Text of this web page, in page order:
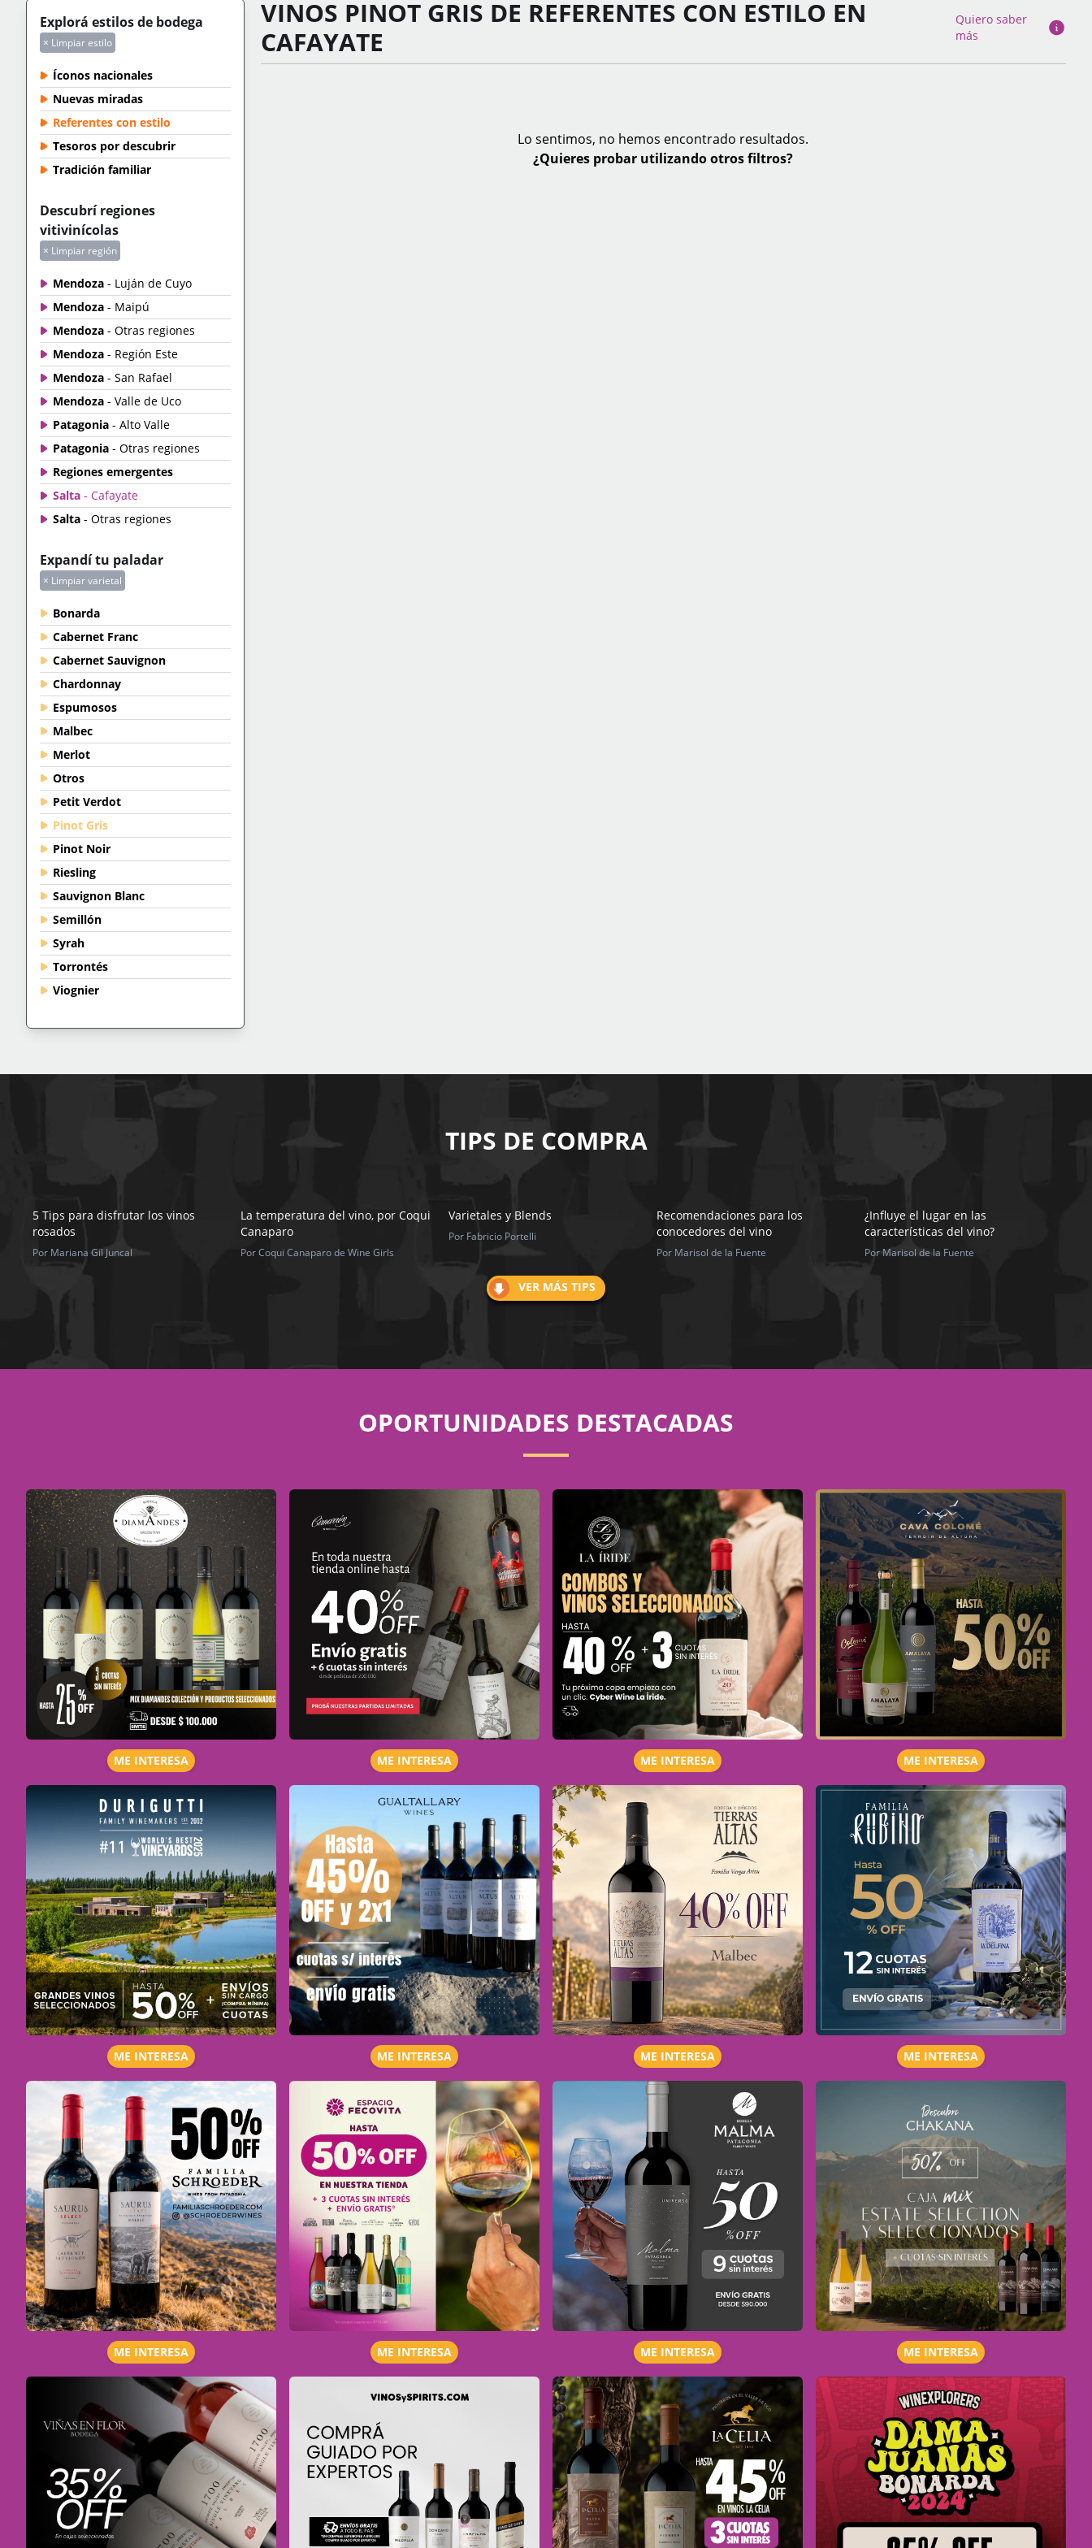
Explorá estilos de bodega
× Limpiar estilo
Íconos nacionales
Nuevas miradas
Referentes con estilo
Tesoros por descubrir
Tradición familiar
Descubrí regiones
vitivinícolas
× Limpiar región
Mendoza - Luján de Cuyo
Mendoza - Maipú
Mendoza - Otras regiones
Mendoza - Región Este
Mendoza - San Rafael
Mendoza - Valle de Uco
Patagonia - Alto Valle
Patagonia - Otras regiones
Regiones emergentes
Salta - Cafayate
Salta - Otras regiones
Expandí tu paladar
× Limpiar varietal
Bonarda
Cabernet Franc
Cabernet Sauvignon
Chardonnay
Espumosos
Malbec
Merlot
Otros
Petit Verdot
Pinot Gris
Pinot Noir
Riesling
Sauvignon Blanc
Semillón
Syrah
Torrontés
Viognier
VINOS PINOT GRIS DE REFERENTES CON ESTILO EN
CAFAYATE
Quiero saber
más
Lo sentimos, no hemos encontrado resultados.
¿Quieres probar utilizando otros filtros?
TIPS DE COMPRA
5 Tips para disfrutar los vinos
rosados
Por Mariana Gil Juncal
La temperatura del vino, por Coqui
Canaparo
Por Coqui Canaparo de Wine Girls
Varietales y Blends
Por Fabricio Portelli
Recomendaciones para los
conocedores del vino
Por Marisol de la Fuente
¿Influye el lugar en las
características del vino?
Por Marisol de la Fuente
VER MÁS TIPS
OPORTUNIDADES DESTACADAS
ME INTERESA ME INTERESA ME INTERESA ME INTERESA
ME INTERESA ME INTERESA ME INTERESA ME INTERESA
ME INTERESA ME INTERESA ME INTERESA ME INTERESA